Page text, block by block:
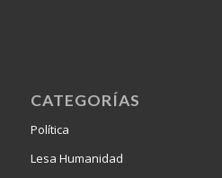
CATEGORÍAS
Política
Lesa Humanidad